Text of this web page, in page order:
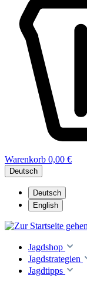
Warenkorb 0,00 €
Deutsch
Deutsch
English
Jagdshop
Jagdstrategien
Jagdtipps